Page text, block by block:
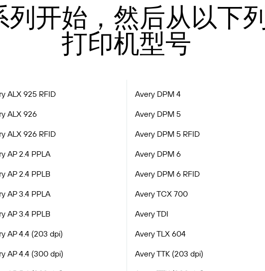
列开始，然后从以下
打印机型号
ALX 925 RFID
ALX 926
ALX 926 RFID
AP 2.4 PPLA
AP 2.4 PPLB
AP 3.4 PPLA
AP 3.4 PPLB
AP 4.4 (203 dpi)
AP 4.4 (300 dpi)
Avery DPM 4
Avery DPM 5
Avery DPM 5 RFID
Avery DPM 6
Avery DPM 6 RFID
Avery TCX 700
Avery TDI
Avery TLX 604
Avery TTK (203 dpi)